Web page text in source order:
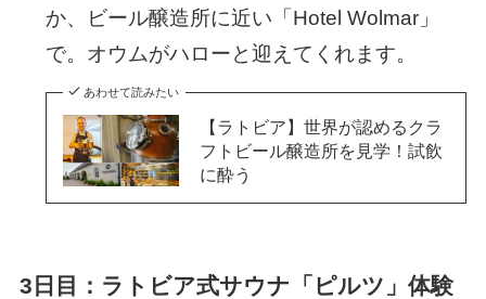
か、ビール醸造所に近い「Hotel Wolmar」
で。オウムがハローと迎えてくれます。
あわせて読みたい
【ラトビア】世界が認めるクラ
フトビール醸造所を見学！試飲
に酔う
3日目：ラトビア式サウナ「ピルツ」体験